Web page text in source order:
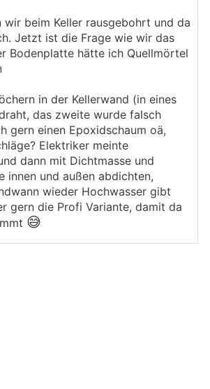
wir beim Keller rausgebohrt und da
Jetzt ist die Frage wie wir das
Bodenplatte hätte ich Quellmörtel
in der Kellerwand (in eines
das zweite wurde falsch
gern einen Epoxidschaum oä,
Elektriker meinte
dann mit Dichtmasse und
innen und außen abdichten,
wieder Hochwasser gibt
gern die Profi Variante, damit da
😅